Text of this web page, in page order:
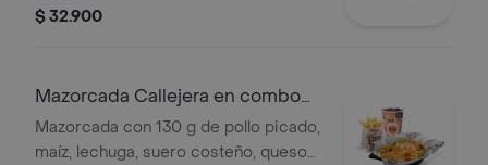
queso tipo mozzarella, papas
papas Corral medianas + bebida PET
$ 32.900
Mazorcada Callejera en combo
Turbo
Mazorcada con 130 g de pollo picado,
maíz, lechuga, suero costeño, queso